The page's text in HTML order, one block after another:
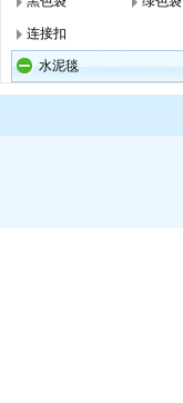
连接扣
水泥毯